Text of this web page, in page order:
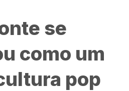
se
como um
pop